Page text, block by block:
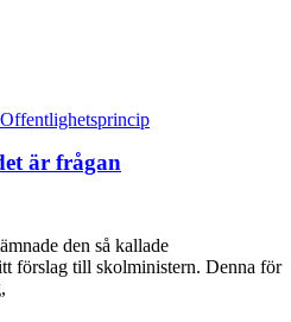
Offentlighetsprincip
är frågan
den så kallade
förslag till skolministern. Denna för